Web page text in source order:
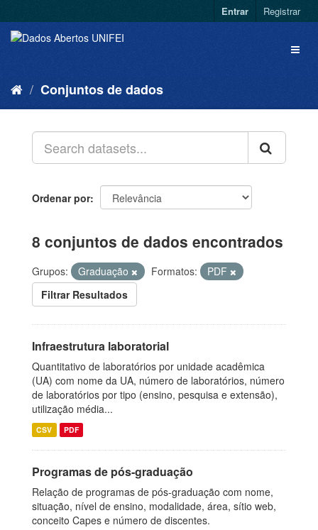
Entrar Registrar
Conjuntos de dados
Ordenar por
8 conjuntos de dados encontrados
Grupos: Graduação Formatos:
PDF
Filtrar Resultados
Infraestrutura laboratorial
Quantitativo de laboratórios por unidade acadêmica
(UA) com nome da UA, número de laboratórios, número
de laboratórios por tipo (ensino, pesquisa e extensão),
utilização média...
CSV PDF
Programas de pós-graduação
Relação de programas de pós-graduação com nome,
situação, nível de ensino, modalidade, área, sítio web,
conceito Capes e número de discentes.